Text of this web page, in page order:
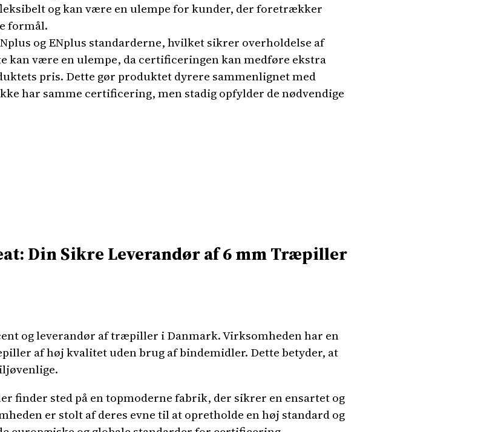
og kan være en ulempe for kunder, der foretrækker
formål.
og ENplus standarderne, hvilket sikrer overholdelse af
kan være en ulempe, da certificeringen kan medføre ekstra
pris. Dette gør produktet dyrere sammenlignet med
har samme certificering, men stadig opfylder de nødvendige
Din Sikre Leverandør af 6 mm Træpiller
og leverandør af træpiller i Danmark. Virksomheden har en
af høj kvalitet uden brug af bindemidler. Dette betyder, at
finder sted på en topmoderne fabrik, der sikrer en ensartet og
er stolt af deres evne til at opretholde en høj standard og